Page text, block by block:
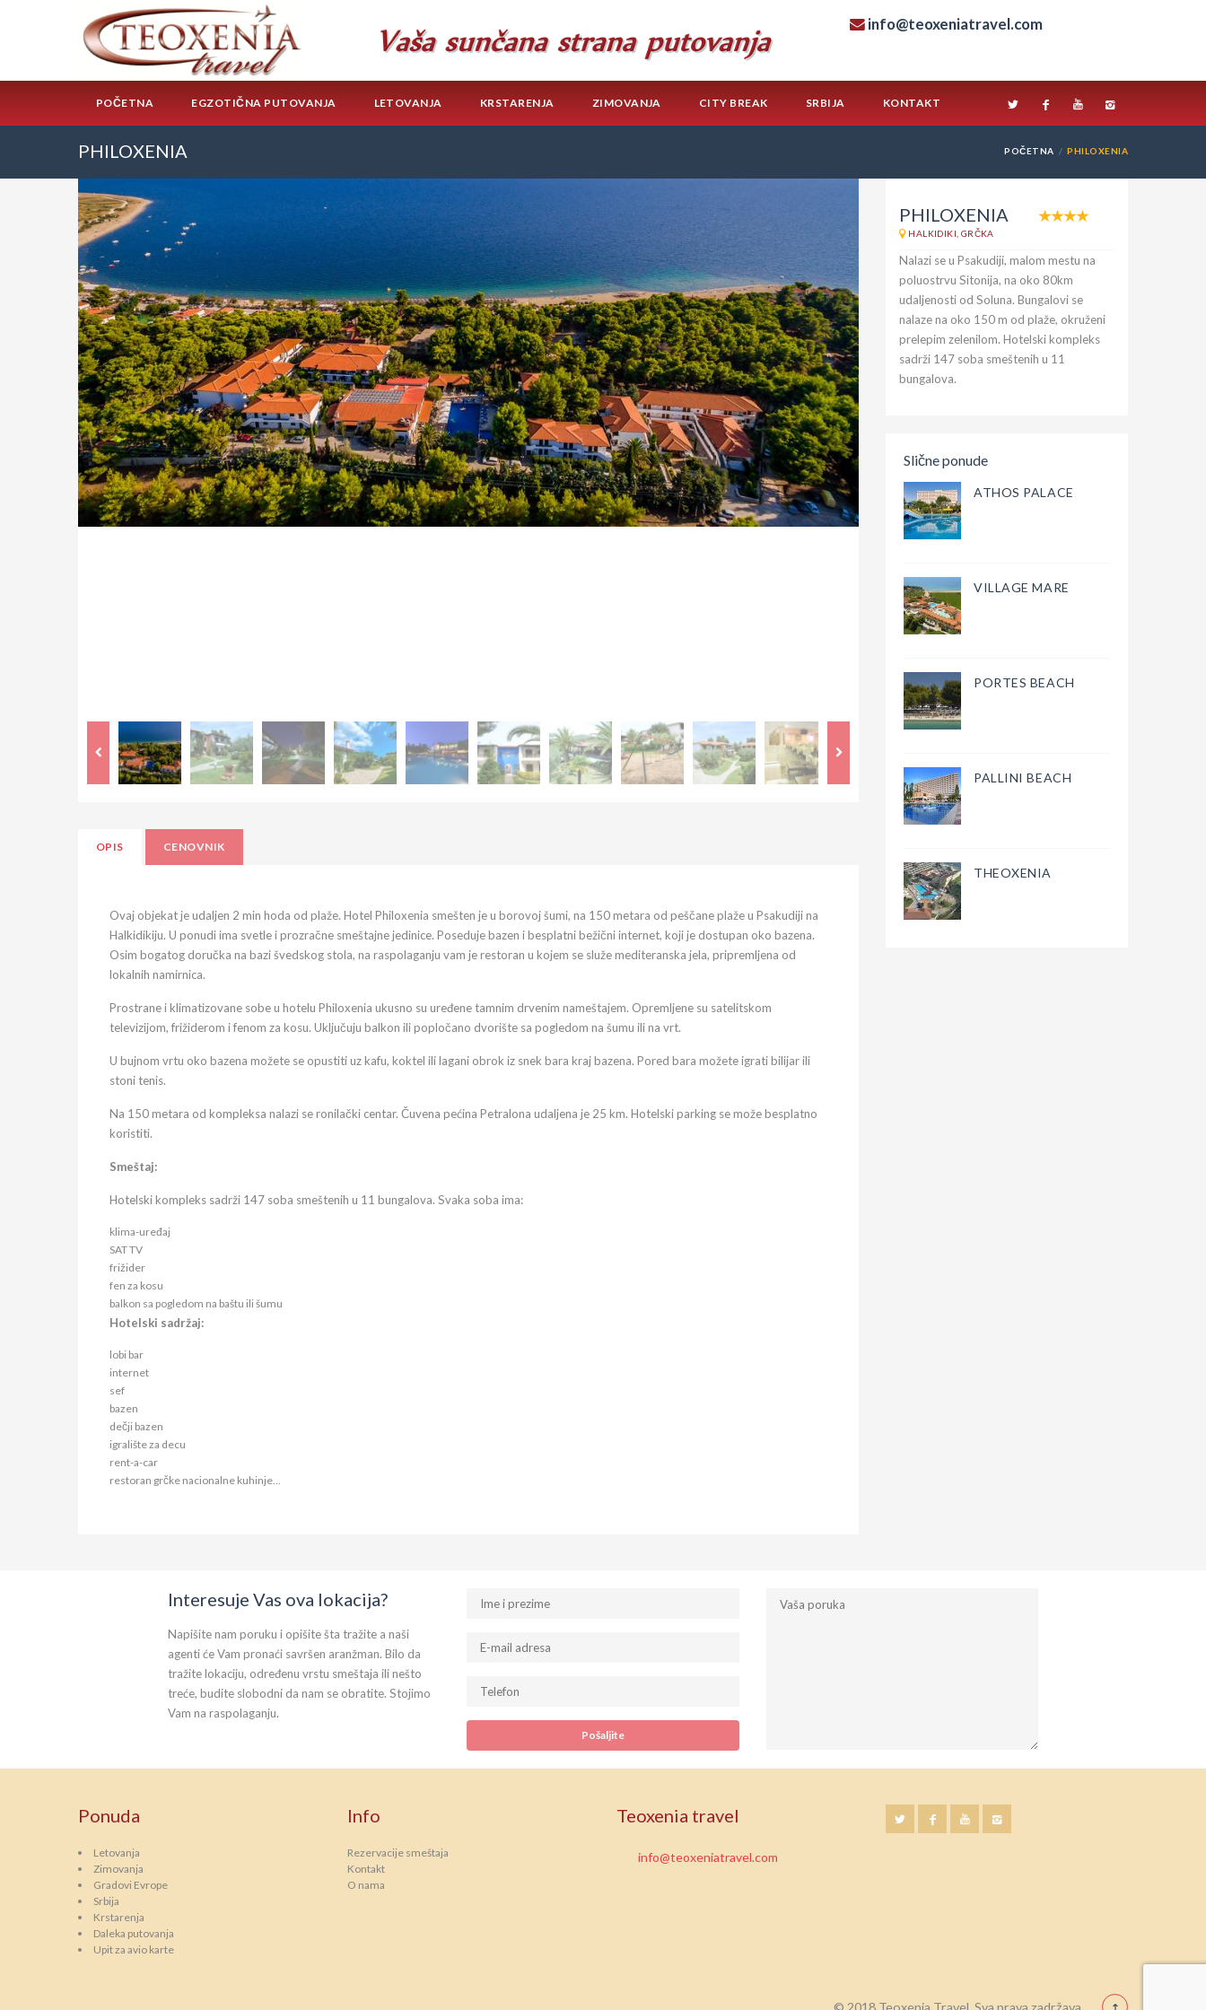
info@teoxeniatravel.com
POČETNA EGZOTIČNA PUTOVANJA LETOVANJA KRSTARENJA ZIMOVANJA CITY BREAK SRBIJA KONTAKT
PHILOXENIA POČETNA PHILOXENIA
OPIS CENOVNIK
Ovaj objekat je udaljen 2 min hoda od plaže. Hotel Philoxenia smešten je u borovoj šumi, na 150 metara od peščane plaže u Psakudiji na
Halkidikiju. U ponudi ima svetle i prozračne smeštajne jedinice. Poseduje bazen i besplatni bežični internet, koji je dostupan oko bazena.
Osim bogatog doručka na bazi švedskog stola, na raspolaganju vam je restoran u kojem se služe mediteranska jela, pripremljena od
lokalnih namirnica.
Prostrane i klimatizovane sobe u hotelu Philoxenia ukusno su uređene tamnim drvenim nameštajem. Opremljene su satelitskom
televizijom, frižiderom i fenom za kosu. Uključuju balkon ili popločano dvorište sa pogledom na šumu ili na vrt.
U bujnom vrtu oko bazena možete se opustiti uz kafu, koktel ili lagani obrok iz snek bara kraj bazena. Pored bara možete igrati bilijar ili
stoni tenis.
Na 150 metara od kompleksa nalazi se ronilački centar. Čuvena pećina Petralona udaljena je 25 km. Hotelski parking se može besplatno
koristiti.
Smeštaj:
Hotelski kompleks sadrži 147 soba smeštenih u 11 bungalova. Svaka soba ima:
klima-uređaj
SAT TV
frižider
fen za kosu
balkon sa pogledom na baštu ili šumu
Hotelski sadržaj:
lobi bar
internet
sef
bazen
dečji bazen
igralište za decu
rent-a-car
restoran grčke nacionalne kuhinje…
PHILOXENIA
HALKIDIKI, GRČKA
Nalazi se u Psakudiji, malom mestu na
poluostrvu Sitonija, na oko 80km
udaljenosti od Soluna. Bungalovi se
nalaze na oko 150 m od plaže, okruženi
prelepim zelenilom. Hotelski kompleks
sadrži 147 soba smeštenih u 11
bungalova.
Slične ponude
ATHOS PALACE
VILLAGE MARE
PORTES BEACH
PALLINI BEACH
THEOXENIA
Interesuje Vas ova lokacija?
Napišite nam poruku i opišite šta tražite a naši
agenti će Vam pronaći savršen aranžman. Bilo da
tražite lokaciju, određenu vrstu smeštaja ili nešto
treće, budite slobodni da nam se obratite. Stojimo
Vam na raspolaganju.
Ponuda
Letovanja
Zimovanja
Gradovi Evrope
Srbija
Krstarenja
Daleka putovanja
Upit za avio karte
Info
Rezervacije smeštaja
Kontakt
O nama
Teoxenia travel
info@teoxeniatravel.com